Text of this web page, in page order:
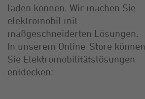
laden können. Wir machen Sie
elektromobil mit
maßgeschneiderten Lösungen.
In unserem Online-Store können
Sie Elektromobilitätslösungen
entdecken: